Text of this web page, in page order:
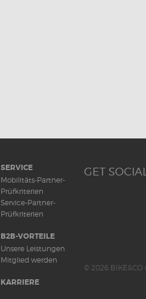
SERVICE
Mobilitäts-Partner-
Prüfkriterien
Service-Partner-
Prüfkriterien
B2B-VORTEILE
Unsere Leistungen
Mitglied werden
KARRIERE
GET
© 2026 BIKE&CO